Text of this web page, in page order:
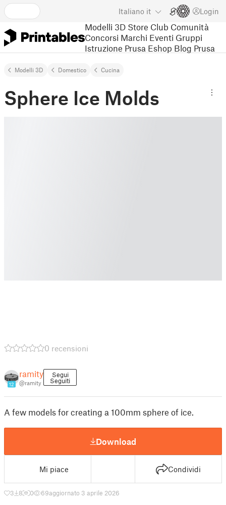
Italiano it Login
Modelli 3D Store Club Comunità
Concorsi Marchi Eventi Gruppi
Istruzione Prusa Eshop Blog Prusa
Modelli 3D Domestico Cucina
Sphere Ice Molds
0 recensioni
12
ramity
@ramity
Segui
Seguiti
A few models for creating a 100mm sphere of ice.
Download
Mi piace Condividi
3 8 0 69aggiornato 3 aprile 2026